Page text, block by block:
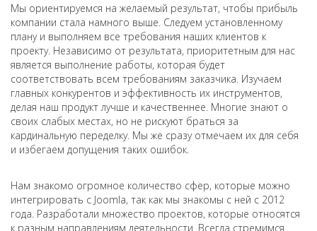
Мы ориентируемся на желаемый результат, чтобы прибыль
компании стала намного выше. Следуем установленному
плану и выполняем все требования наших клиентов к
проекту. Независимо от результата, приоритетным для нас
является выполнение работы, которая будет
соответствовать всем требованиям заказчика. Изучаем
главных конкурентов и эффективность их инструментов,
делая наш продукт лучше и качественнее. Многие знают о
своих слабых местах, но не рискуют браться за
кардинальную переделку. Мы же сразу отмечаем их для себя
и избегаем допущения таких ошибок.
Нам знакомо огромное количество сфер, которые можно
интегрировать с Joomla, так как мы знакомы с ней с 2012
года. Разработали множество проектов, которые относятся
к разным направлениям деятельности. Всегда стремимся